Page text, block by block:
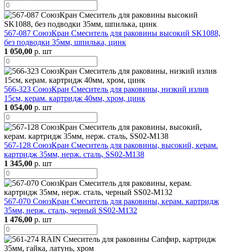
567-087 СоюзКран Смеситель для раковины высокий SK1088,
без подводки 35мм, шпилька, цинк
1 050,00 р. шт
566-323 СоюзКран Смеситель для раковины, низкий излив
15см, керам. картридж 40мм, хром, цинк
1 054,00 р. шт
567-128 СоюзКран Смеситель для раковины, высокий, керам.
картридж 35мм, нерж. сталь, SS02-M138
1 345,00 р. шт
567-070 СоюзКран Смеситель для раковины, керам. картридж
35мм, нерж. сталь, черный SS02-M132
1 476,00 р. шт